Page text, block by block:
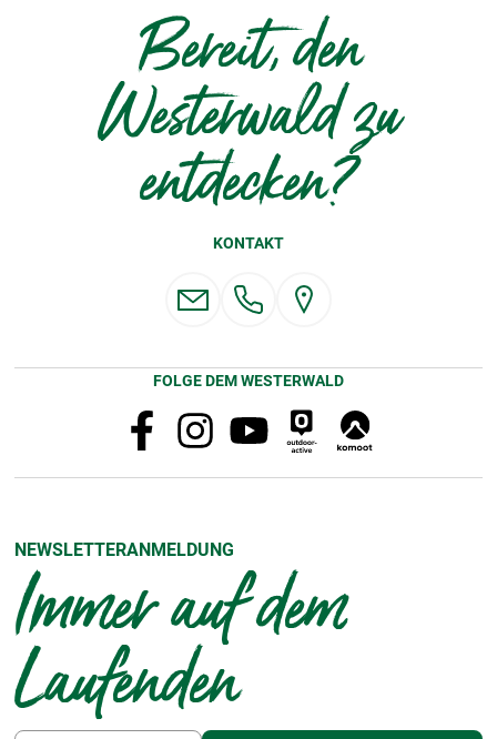
Bereit, den
Westerwald zu
entdecken?
KONTAKT
FOLGE DEM WESTERWALD
NEWSLETTERANMELDUNG
Immer auf dem
Laufenden